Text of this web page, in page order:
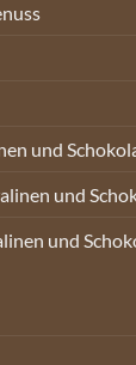
und
und
und